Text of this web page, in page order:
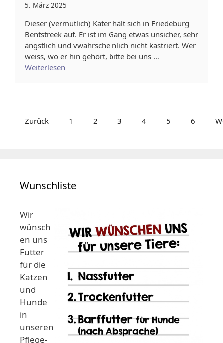
5. März 2025
Dieser (vermutlich) Kater hält sich in Friedeburg
Bentstreek auf. Er ist im Gang etwas unsicher, sehr
ängstlich und vwahrscheinlich nicht kastriert. Wer
weiss, wo er hin gehört, bitte bei uns …
Weiterlesen
Zurück 1 2 3 4 5 6
Wunschliste
Wir
wünsch
en uns
Futter
für die
Katzen
und
Hunde
in
unseren
Pflege-